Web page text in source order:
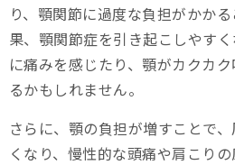
り、顎関節に過度な負担がかか
果、顎関節症を引き起こしやす
に痛みを感じたり、顎がカクカ
るかもしれません。
さらに、顎の負担が増すことで
くなり、慢性的な頭痛や肩こり